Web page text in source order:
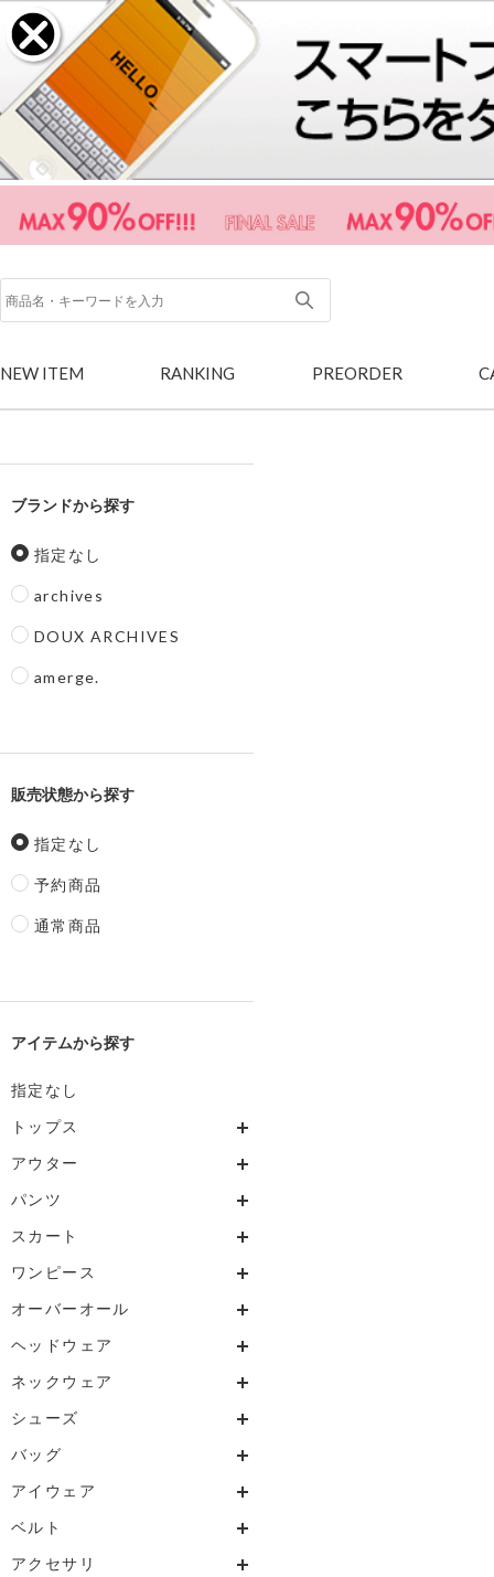
NEW ITEM RANKING PREORDER
ブランド
指定なし
archives
DOUX ARCHIVES
amerge.
販売状態
指定なし
予約商品
通常商品
アイテム
指定なし
トップス
アウター
パンツ
スカート
ワンピース
オーバーオール
ヘッドウェア
ネックウェア
シューズ
バッグ
アイウェア
ベルト
アクセサリ